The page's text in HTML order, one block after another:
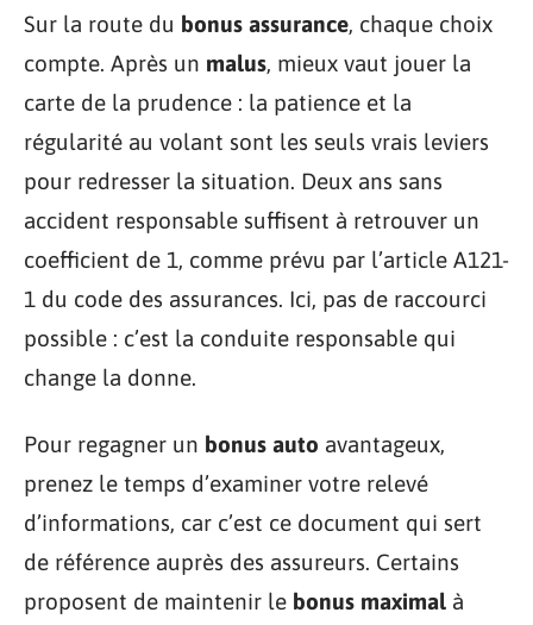
Sur la route du bonus assurance, chaque choix
compte. Après un malus, mieux vaut jouer la
carte de la prudence : la patience et la
régularité au volant sont les seuls vrais leviers
pour redresser la situation. Deux ans sans
accident responsable suffisent à retrouver un
coefficient de 1, comme prévu par l’article A121-
1 du code des assurances. Ici, pas de raccourci
possible : c’est la conduite responsable qui
change la donne.
Pour regagner un bonus auto avantageux,
prenez le temps d’examiner votre relevé
d’informations, car c’est ce document qui sert
de référence auprès des assureurs. Certains
proposent de maintenir le bonus maximal à